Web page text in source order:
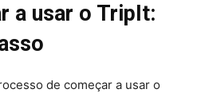
a usar o TripIt:
de começar a usar o